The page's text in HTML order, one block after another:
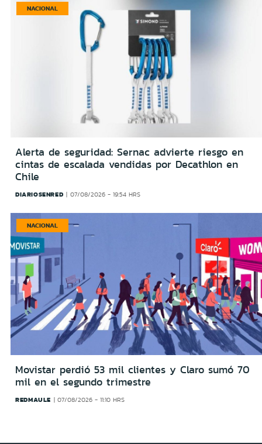
NACIONAL
Alerta de seguridad: Sernac advierte riesgo en
cintas de escalada vendidas por Decathlon en
Chile
DIARIOSENRED 07/08/2026 - 19:54 HRS
NACIONAL
Movistar perdió 53 mil clientes y Claro sumó 70
mil en el segundo trimestre
REDMAULE 07/08/2026 - 11:10 HRS